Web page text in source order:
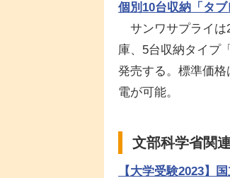
個別10台収納「タ
サンワサプライは
庫、5台収納タイプ
発売する。標準価
電が可能。
文部科学省関連
【大学受験2023】